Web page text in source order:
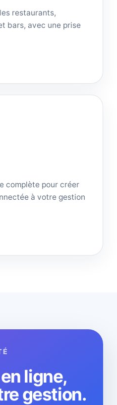
restaurants,
bars, avec une prise
complète pour créer
à votre gestion
ligne,
gestion.